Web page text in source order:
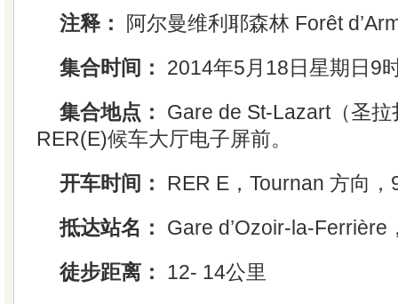
注释： 阿尔曼维利耶森林 Forêt
集合时间：
2014年5月18日星期日9
集合地点：
Gare de St-Lazart（圣
RER(E)候车大厅电子屏前。
开车时间：
RER E，Tournan 方向
抵达站名：
Gare d’Ozoir-la-Ferrière
徒步距离：
12- 14公里